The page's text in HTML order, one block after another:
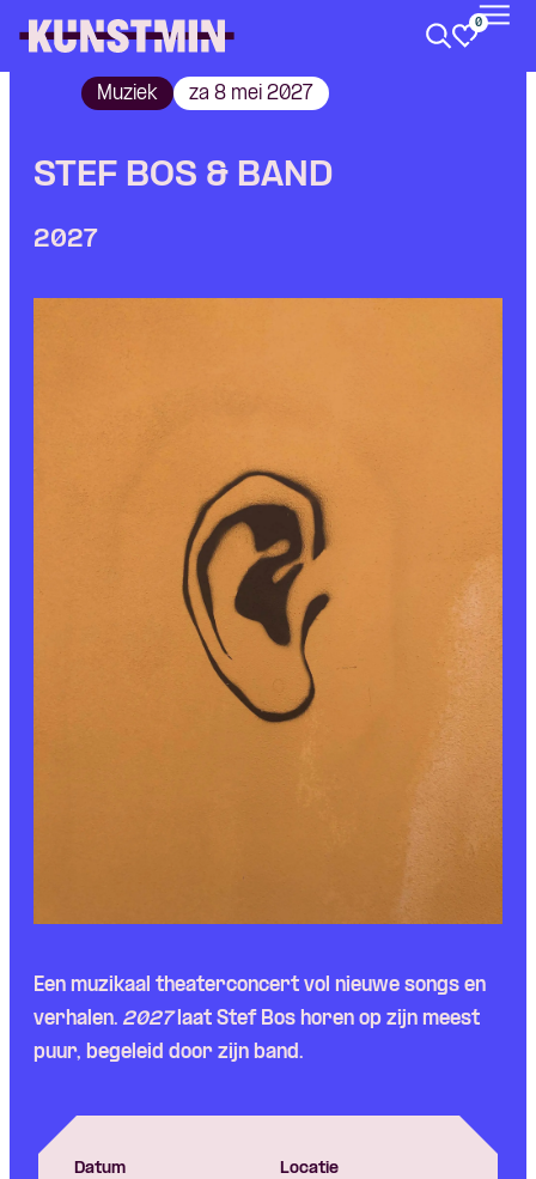
Skip navigatie
0
Muziek za 8 mei 2027
STEF BOS & BAND
2027
Een muzikaal theaterconcert vol nieuwe songs en
verhalen. 2027 laat Stef Bos horen op zijn meest
puur, begeleid door zijn band.
Datum
Locatie